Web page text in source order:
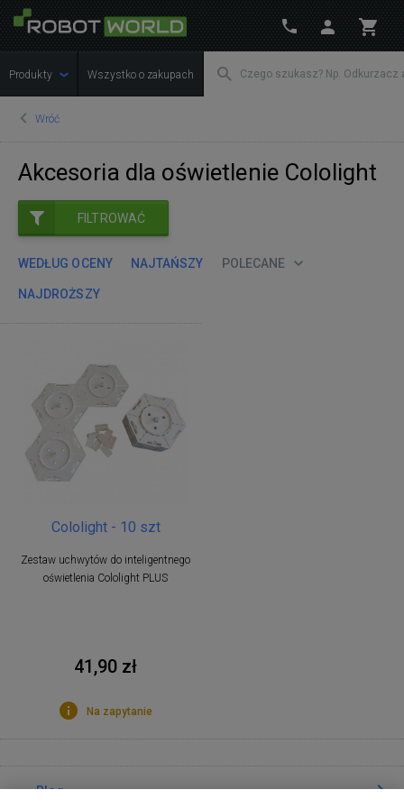
Produkty Wszystko o zakupach
Wróć
Akcesoria dla oświetlenie Cololight
FILTROWAĆ
WEDŁUG OCENY NAJTAŃSZY POLECANE
NAJDROŻSZY
Cololight - 10 szt
Zestaw uchwytów do inteligentnego
oświetlenia Cololight PLUS
41,90 zł
Na zapytanie
Blog